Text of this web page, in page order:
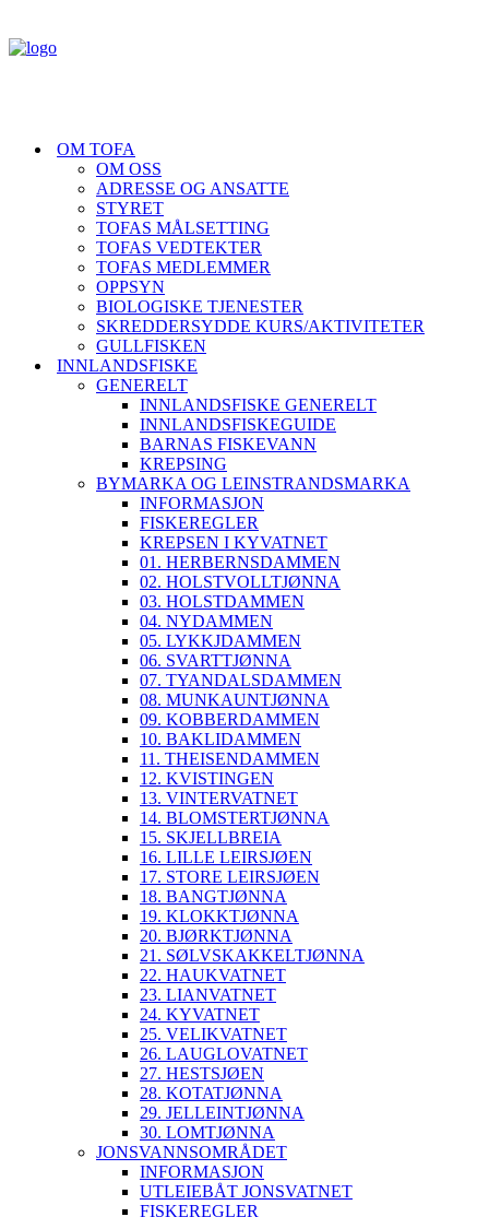
OM TOFA
OM OSS
ADRESSE OG ANSATTE
STYRET
TOFAS MÅLSETTING
TOFAS VEDTEKTER
TOFAS MEDLEMMER
OPPSYN
BIOLOGISKE TJENESTER
SKREDDERSYDDE KURS/AKTIVITETER
GULLFISKEN
INNLANDSFISKE
GENERELT
INNLANDSFISKE GENERELT
INNLANDSFISKEGUIDE
BARNAS FISKEVANN
KREPSING
BYMARKA OG LEINSTRANDSMARKA
INFORMASJON
FISKEREGLER
KREPSEN I KYVATNET
01. HERBERNSDAMMEN
02. HOLSTVOLLTJØNNA
03. HOLSTDAMMEN
04. NYDAMMEN
05. LYKKJDAMMEN
06. SVARTTJØNNA
07. TYANDALSDAMMEN
08. MUNKAUNTJØNNA
09. KOBBERDAMMEN
10. BAKLIDAMMEN
11. THEISENDAMMEN
12. KVISTINGEN
13. VINTERVATNET
14. BLOMSTERTJØNNA
15. SKJELLBREIA
16. LILLE LEIRSJØEN
17. STORE LEIRSJØEN
18. BANGTJØNNA
19. KLOKKTJØNNA
20. BJØRKTJØNNA
21. SØLVSKAKKELTJØNNA
22. HAUKVATNET
23. LIANVATNET
24. KYVATNET
25. VELIKVATNET
26. LAUGLOVATNET
27. HESTSJØEN
28. KOTATJØNNA
29. JELLEINTJØNNA
30. LOMTJØNNA
JONSVANNSOMRÅDET
INFORMASJON
UTLEIEBÅT JONSVATNET
FISKEREGLER